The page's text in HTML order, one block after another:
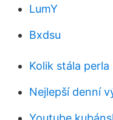
LumY
Bxdsu
Kolik stála perla
Nejlepší denní